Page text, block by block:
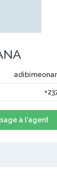
à l'agent